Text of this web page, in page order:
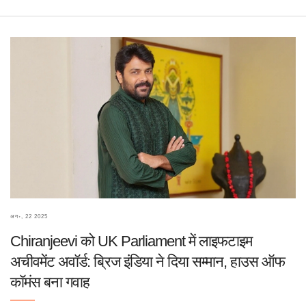
अग॰, 22 2025
Chiranjeevi को UK Parliament में लाइफटाइम
अचीवमेंट अवॉर्ड: ब्रिज इंडिया ने दिया सम्मान, हाउस ऑफ
कॉमंस बना गवाह